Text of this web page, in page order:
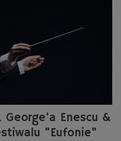
Enescu &
"Eufonie"